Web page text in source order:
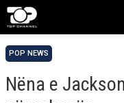
POP NEWS
Nëna e